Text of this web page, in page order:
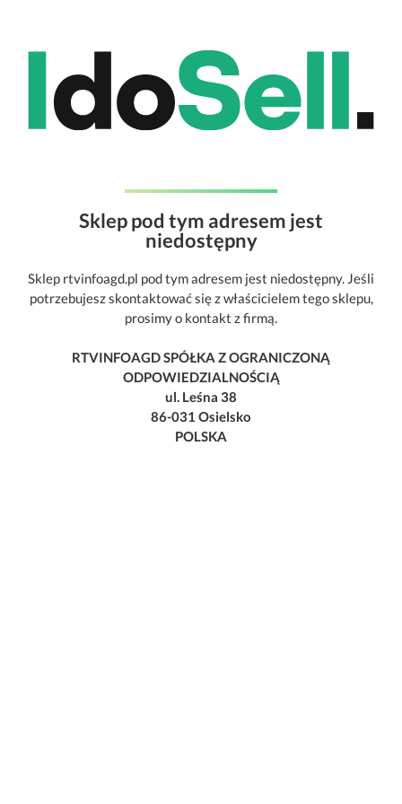
Sklep pod tym adresem jest
niedostępny
Sklep rtvinfoagd.pl pod tym adresem jest niedostępny. Jeśli
potrzebujesz skontaktować się z właścicielem tego sklepu,
prosimy o kontakt z firmą.
RTVINFOAGD SPÓŁKA Z OGRANICZONĄ
ODPOWIEDZIALNOŚCIĄ
ul. Leśna 38
86-031 Osielsko
POLSKA